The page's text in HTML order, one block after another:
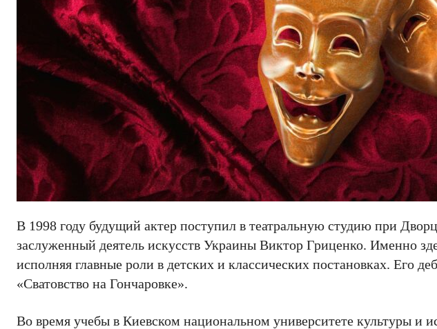
В 1998 году будущий актер поступил в театральную студию при
заслуженный деятель искусств Украины Виктор Гриценко. Именно
исполняя главные роли в детских и классических постановках. Его
«Сватовство на Гончаровке».
Во время учебы в Киевском национальном университете культуры и